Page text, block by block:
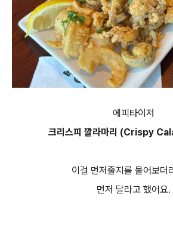
에피타이저
크리스피 깔라마리 (Crispy
이걸 먼저줄지를 물어보더
먼저 달라고 했어요.